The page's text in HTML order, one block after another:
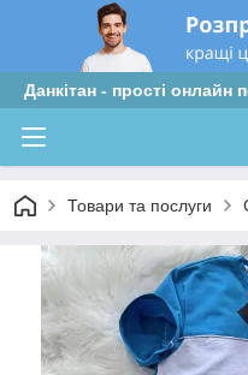
Данкітан - прості онлайн
Товари та послуги